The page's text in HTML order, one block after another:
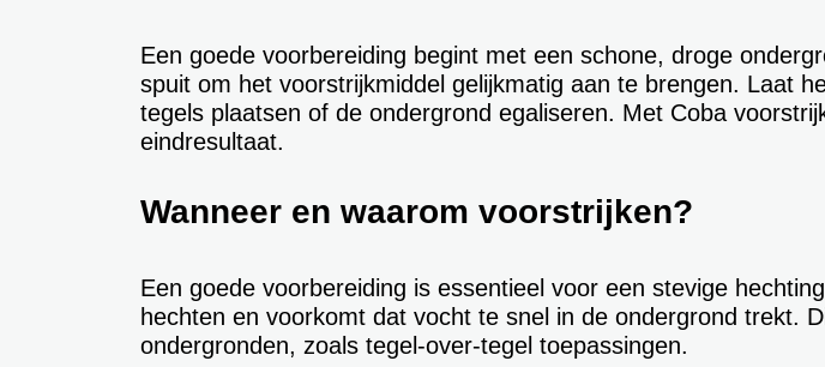
Een goede voorbereiding begint met een schone, droge
spuit om het voorstrijkmiddel gelijkmatig aan te brengen. Laat
tegels plaatsen of de ondergrond egaliseren. Met Coba
eindresultaat.
Wanneer en waarom voorstrijken?
Een goede voorbereiding is essentieel voor een stevige
hechten en voorkomt dat vocht te snel in de ondergrond trekt.
ondergronden, zoals tegel-over-tegel toepassingen.